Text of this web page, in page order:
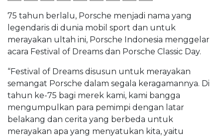
75 tahun berlalu, Porsche menjadi nama yang
legendaris di dunia mobil sport dan untuk
merayakan ultah ini, Porsche Indonesia menggelar
acara Festival of Dreams dan Porsche Classic Day.
“Festival of Dreams disusun untuk merayakan
semangat Porsche dalam segala keragamannya. Di
tahun ke-75 bagi merek kami, kami bangga
mengumpulkan para pemimpi dengan latar
belakang dan cerita yang berbeda untuk
merayakan apa yang menyatukan kita, yaitu